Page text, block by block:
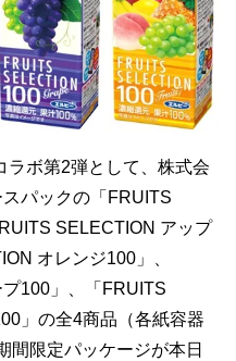
ラボ第2弾として、株式会
パックの「FRUITS
SELECTION アップ
オレンジ100」、
100」、「FRUITS
」の全4商品（各紙容器
間限定パッケージが本日